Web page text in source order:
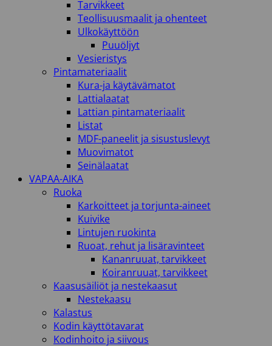
Tarvikkeet
Teollisuusmaalit ja ohenteet
Ulkokäyttöön
Puuöljyt
Vesieristys
Pintamateriaalit
Kura-ja käytävämatot
Lattialaatat
Lattian pintamateriaalit
Listat
MDF-paneelit ja sisustuslevyt
Muovimatot
Seinälaatat
VAPAA-AIKA
Ruoka
Karkoitteet ja torjunta-aineet
Kuivike
Lintujen ruokinta
Ruoat, rehut ja lisäravinteet
Kananruuat, tarvikkeet
Koiranruuat, tarvikkeet
Kaasusäiliöt ja nestekaasut
Nestekaasu
Kalastus
Kodin käyttötavarat
Kodinhoito ja siivous